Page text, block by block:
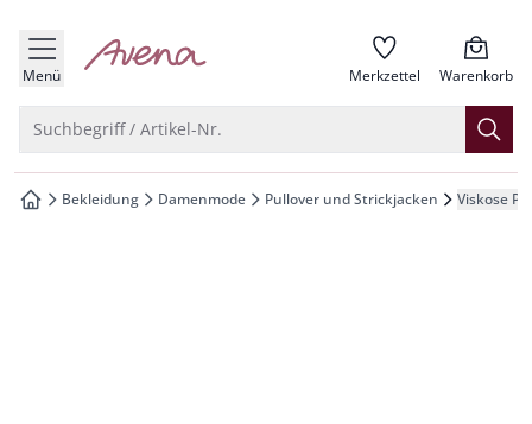
springen
springen
springen
springen
Menü zur Startseite Merkzettel Warenkorb
Suchbegriff / Artikel-Nr.
zur Startseite
Bekleidung Damenmode Pullover und Strickjacken Viskose